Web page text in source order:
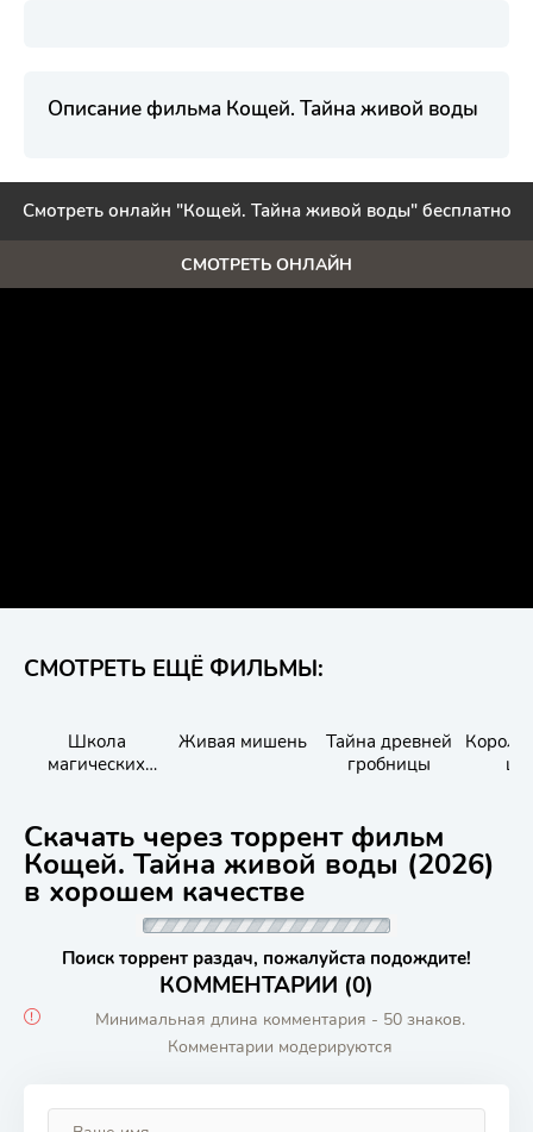
Описание фильма Кощей. Тайна живой воды
Смотреть онлайн "Кощей. Тайна живой воды" бесплатно
СМОТРЕТЬ ОНЛАЙН
СМОТРЕТЬ ЕЩЁ ФИЛЬМЫ:
Школа
магических
Живая мишень
Тайна древней
гробницы
Король
Скачать через торрент фильм
Кощей. Тайна живой воды (2026)
в хорошем качестве
Поиск торрент раздач, пожалуйста подождите!
КОММЕНТАРИИ (0)
Минимальная длина комментария - 50 знаков.
Комментарии модерируются